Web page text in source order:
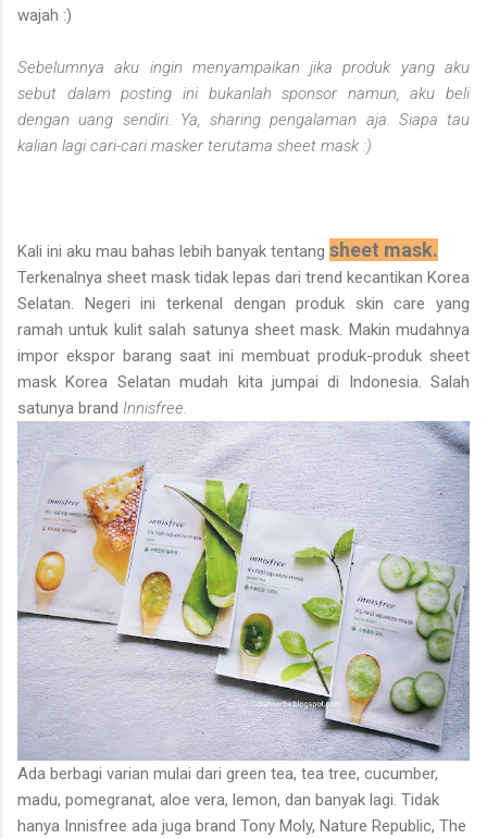
wajah :)
Sebelumnya aku ingin menyampaikan jika produk yang aku
sebut dalam posting ini bukanlah sponsor namun, aku beli
dengan uang sendiri. Ya, sharing pengalaman aja. Siapa tau
kalian lagi cari-cari masker terutama sheet mask :)
Kali ini aku mau bahas lebih banyak tentang sheet mask.
Terkenalnya sheet mask tidak lepas dari trend kecantikan Korea
Selatan. Negeri ini terkenal dengan produk skin care yang
ramah untuk kulit salah satunya sheet mask. Makin mudahnya
impor ekspor barang saat ini membuat produk-produk sheet
mask Korea Selatan mudah kita jumpai di Indonesia. Salah
satunya brand Innisfree.
Ada berbagi varian mulai dari green tea, tea tree, cucumber,
madu, pomegranat, aloe vera, lemon, dan banyak lagi. Tidak
hanya Innisfree ada juga brand Tony Moly, Nature Republic, The